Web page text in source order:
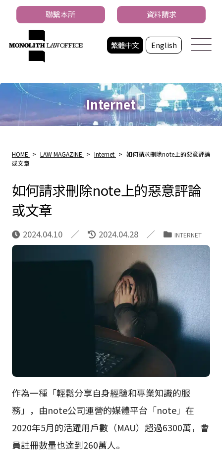
繁體中文 English
聯繫本所 資料請求
Internet
HOME > LAW MAGAZINE > Internet > 如何請求刪除note上的惡意評論
或文章
如何請求刪除note上的惡意評論
或文章
2024.04.10 2024.04.28 INTERNET
作為一種「輕鬆分享自身經驗和專業知識的服
務」，由note公司運營的媒體平台「note」在
2020年5月的活躍用戶數（MAU）超過6300萬，會
員註冊數量也達到260萬人。